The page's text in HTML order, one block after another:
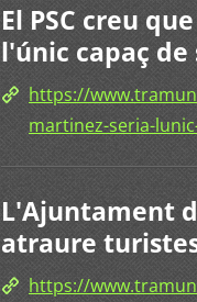
El PSC creu
l'únic capaç de
https://
martinez-seria-
L'Ajuntament
atraure
https://